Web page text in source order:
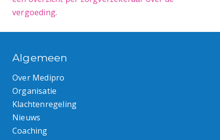
vergoeding.
Algemeen
Over Medipro
Organisatie
Klachtenregeling
Nieuws
Coaching